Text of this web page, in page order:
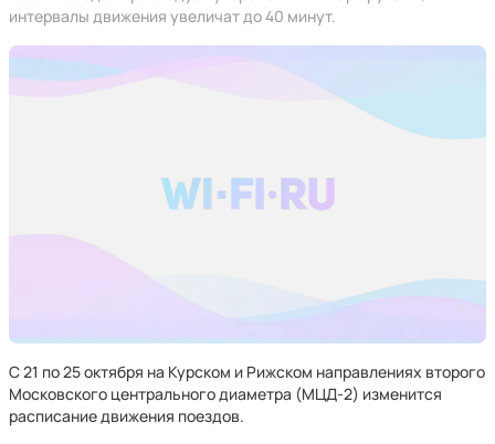
интервалы движения увеличат до 40 минут.
С 21 по 25 октября на Курском и Рижском направлениях второго
Московского центрального диаметра (МЦД-2) изменится
расписание движения поездов.